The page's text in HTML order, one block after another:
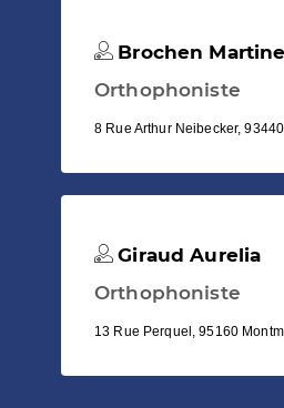
Brochen Martine
Orthophoniste
8 Rue Arthur Neibecker,
Giraud Aurelia
Orthophoniste
13 Rue Perquel, 95160